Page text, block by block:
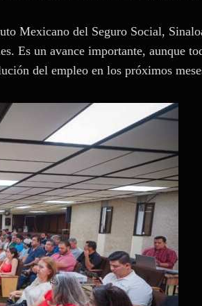
Mexicano del Seguro Social,
Es un avance importante, aunque
del empleo en los próximos